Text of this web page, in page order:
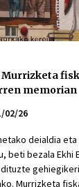
Murrizketa
memorian
02/26
deialdia
beti bezala Ekhi
Murrizketa